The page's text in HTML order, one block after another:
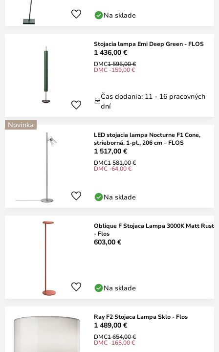
Na sklade
Stojacia lampa Emi Deep Green - FLOS
1 436,00 €
DMC1 595,00 €
DMC -159,00 €
Čas dodania: 11 - 16 pracovných
dní
Novinka
LED stojacia lampa Nocturne F1 Cone,
strieborná, 1-pl., 206 cm – FLOS
1 517,00 €
DMC1 581,00 €
DMC -64,00 €
Na sklade
Oblique F Stojaca Lampa 3000K Matt Rust
- Flos
603,00 €
Na sklade
Ray F2 Stojaca Lampa Sklo - Flos
1 489,00 €
DMC1 654,00 €
DMC -165,00 €